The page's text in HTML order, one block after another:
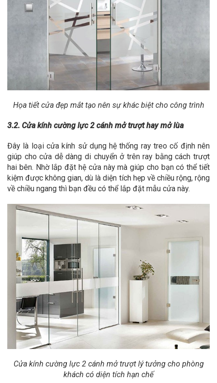
Họa tiết cửa đẹp mắt tạo nên sự khác biệt cho công trình
3.2. Cửa kính cường lực 2 cánh mở trượt hay mở lùa
Đây là loại cửa kính sử dụng hệ thống ray treo cố định nên
giúp cho cửa dễ dàng di chuyển ở trên ray bằng cách trượt
hai bên. Nhờ lắp đặt hệ cửa này mà giúp cho bạn có thể tiết
kiệm được không gian, dù là diện tích hẹp về chiều rộng, rộng
về chiều ngang thì bạn đều có thể lắp đặt mẫu cửa này.
Cửa kính cường lực 2 cánh mở trượt lý tưởng cho phòng
khách có diện tích hạn chế